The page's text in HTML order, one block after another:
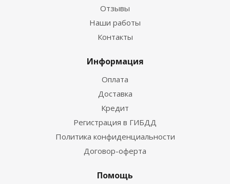
Отзывы
Наши работы
Контакты
Информация
Оплата
Доставка
Кредит
Регистрация в ГИБДД
Политика конфиденциальности
Договор-оферта
Помощь